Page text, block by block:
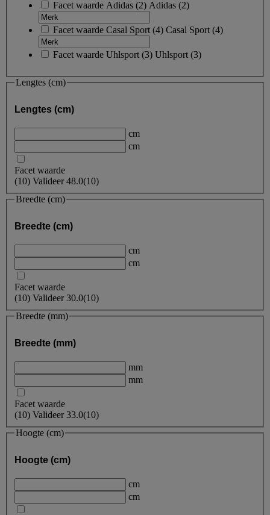
Facet waarde Adidas (2) Adidas (2)
Facet waarde Casal Sport (4) Casal Sport (4)
Facet waarde Uhlsport (3) Uhlsport (3)
Lengtes (cm)
Lengtes (cm)
cm
cm
Facet waarde
(10) Valideer48.0(10)
Breedte (cm)
Breedte (cm)
cm
cm
Facet waarde
(10) Valideer30.0(10)
Breedte (mm)
Breedte (mm)
mm
mm
Facet waarde
(10) Valideer33.0(10)
Hoogte (cm)
Hoogte (cm)
cm
cm